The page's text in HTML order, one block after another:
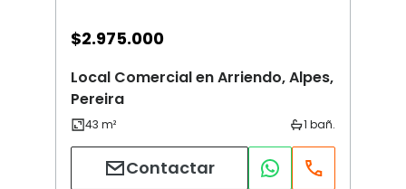
$2.975.000
Local Comercial en Arriendo, Alpes,
Pereira
Contactar